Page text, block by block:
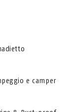
e camper